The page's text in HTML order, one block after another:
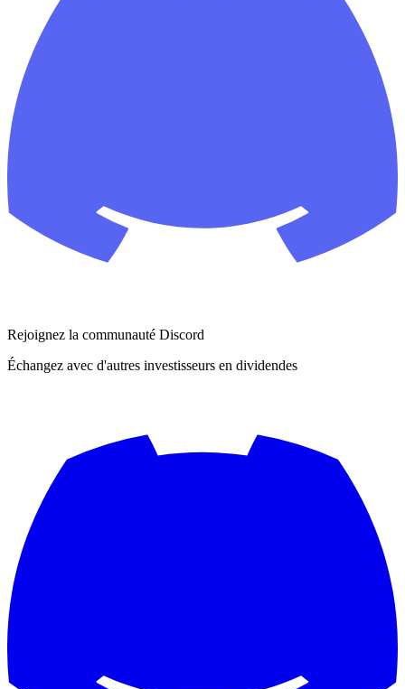
Rejoignez la communauté Discord
Échangez avec d'autres investisseurs en dividendes